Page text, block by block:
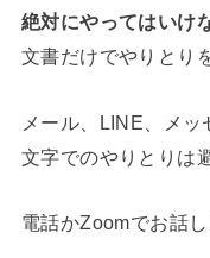
絶対にやってはいけ
文書だけでやりとり
メール、LINE、メッ
文字でのやりとりは
電話かZoomでお話し